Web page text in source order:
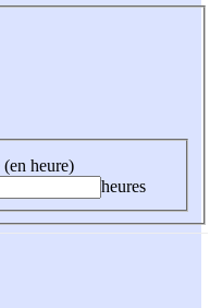
heure)
heures